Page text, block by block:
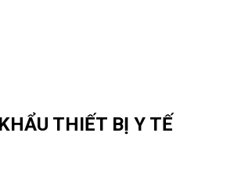
THIẾT BỊ Y TẾ